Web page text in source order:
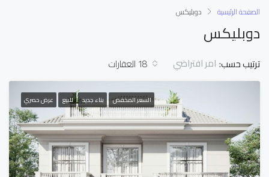
الصفحة الرئيسية دوبليكس
دوبليكس
18 العقارات ترتيب حسب: امر افتراضي
السعر المخفض بناء جديد للبيع عرض حصري